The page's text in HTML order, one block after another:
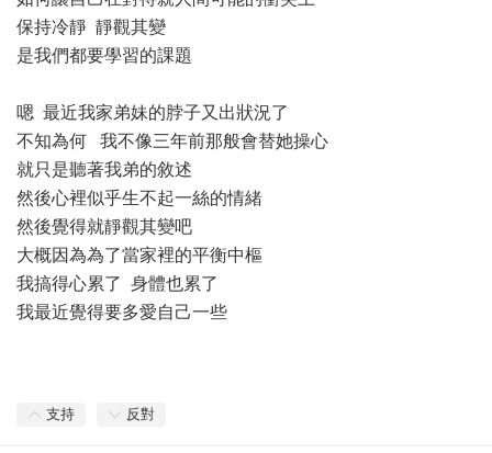
保持冷靜 靜觀其變
是我們都要學習的課題
嗯 最近我家弟妹的脖子又出狀況了
不知為何 我不像三年前那般會替她操心
就只是聽著我弟的敘述
然後心裡似乎生不起一絲的情緒
然後覺得就靜觀其變吧
大概因為為了當家裡的平衡中樞
我搞得心累了 身體也累了
我最近覺得要多愛自己一些
支持 反對